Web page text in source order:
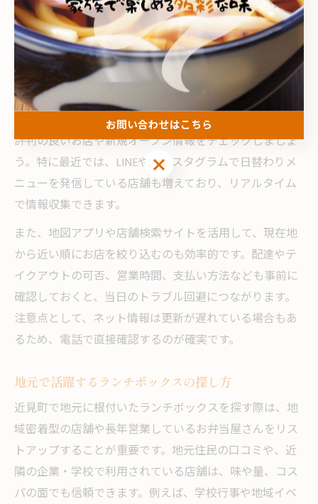
動や事前予約が時短のコツです。
便利に探せる近見町のランチ方法ガイド
近見町で自分に合ったランチボックスを探すには、複数
の探し方を組み合わせるのがポイントです。まず、地元
の口コミ情報やSNS投稿、地域の情報誌などを活用し、
評判の良いお店や新規オープン情報をチェックしましょ
う。特に最近では、LINEやインスタグラムで日替わりメ
ニューを発信している店舗も増えており、リアルタイム
で情報収集できます。
また、地図アプリや店舗検索サイトを活用して、現在地
から近い順にお店を絞り込むのも効率的です。配達やテ
イクアウトの可否、営業時間、支払い方法なども事前に
確認しておくと、当日のトラブル回避につながります。
注意点として、ネット情報は更新が遅れている場合もあ
るため、電話で直接確認するのが確実です。
地元で活躍するランチボックスの探し方
近見町で地元に根付いたランチボックスを探す際は、地
域密着型の店舗や長年営業しているお弁当屋さんをリス
トアップすることが重要です。地元住民の口コミや、近
隣の企業・学校で利用されている店舗は、味や量、コス
パの面でも信頼できます。例えば、学校行事や地域イベ
お問い合わせはこちら
お問い合わせはこちら